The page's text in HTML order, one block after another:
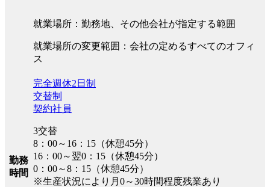
就業場所：勤務地、その他会社が指定する範囲
就業場所の変更範囲：会社の定めるすべてのオフィ
ス
勤務
時間
完全週休2日制
交替制
契約社員
3交替
8：00～16：15（休憩45分）
16：00～翌0：15（休憩45分）
0：00～8：15（休憩45分）
※生産状況により月0～30時間程度残業あり